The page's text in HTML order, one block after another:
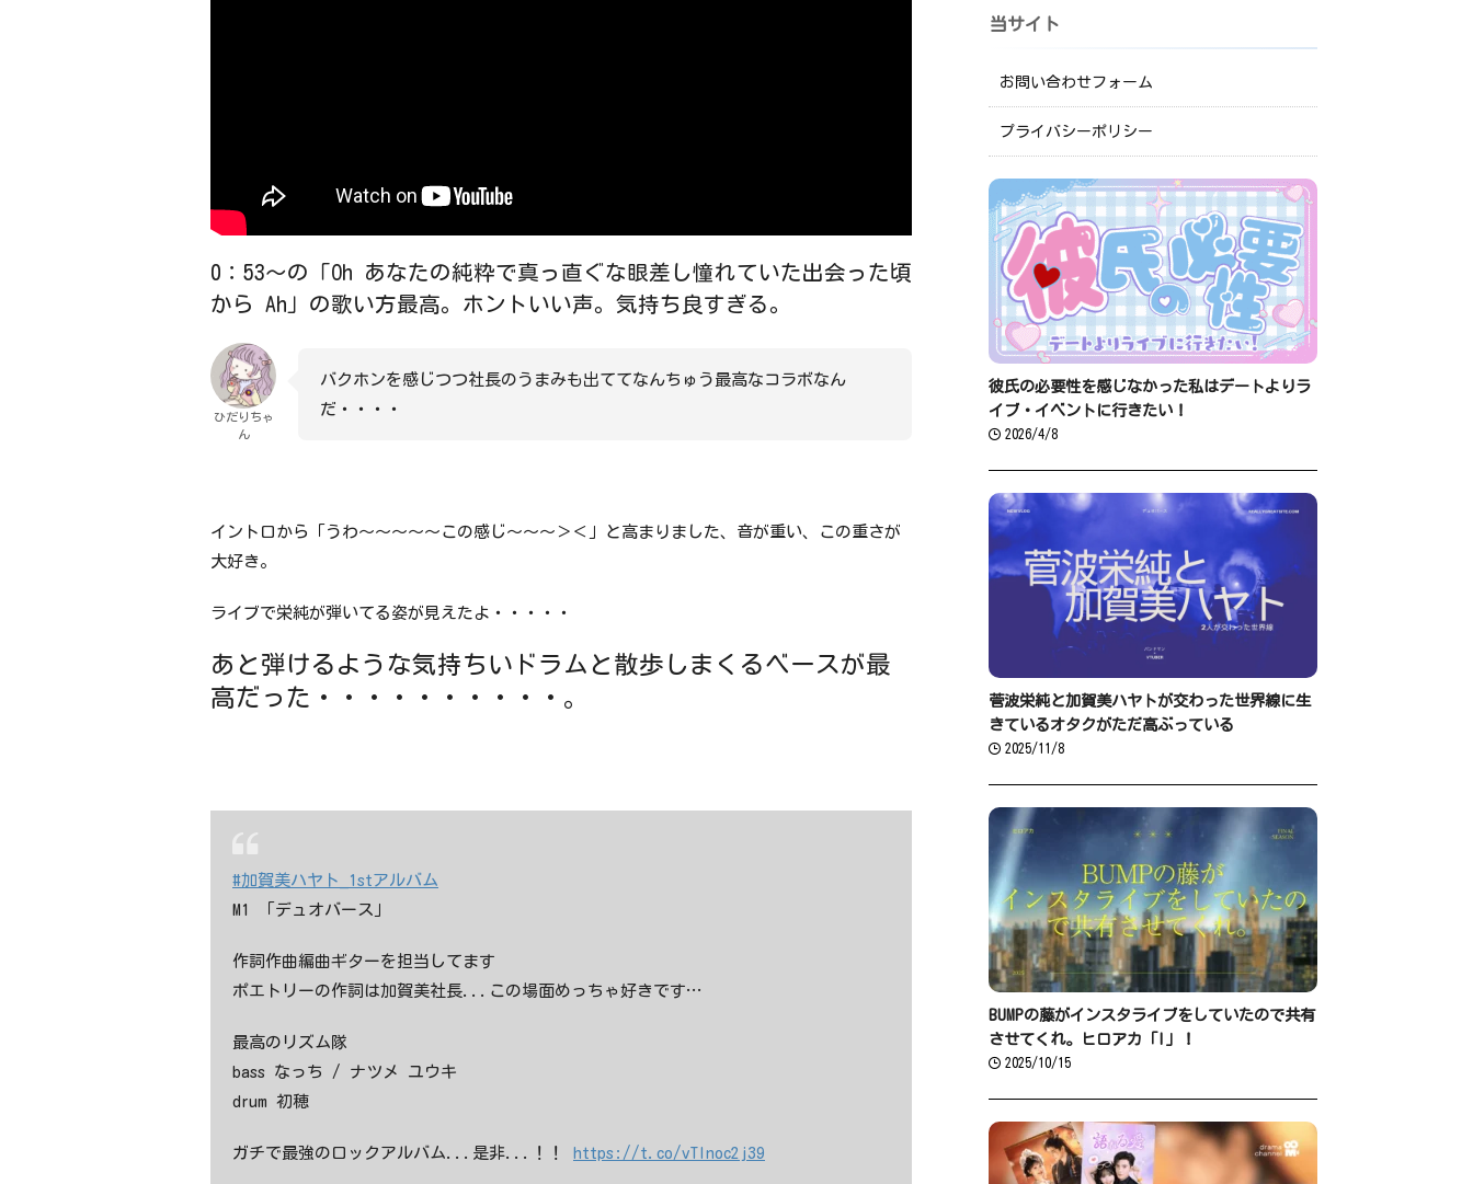
0：53～の「Oh あなたの純粋で真っ直ぐな眼差し憧れていた出会った頃
から Ah」の歌い方最高。ホントいい声。気持ち良すぎる。
ひだりちゃ
ん
バクホンを感じつつ社長のうまみも出ててなんちゅう最高なコラボなん
だ・・・・
イントロから「うわ～～～～～この感じ～～～＞＜」と高まりました、音が重い、この重さが
大好き。
ライブで栄純が弾いてる姿が見えたよ・・・・・
あと弾けるような気持ちいドラムと散歩しまくるベースが最
高だった・・・・・・・・・・。
#加賀美ハヤト_1stアルバム
M1 「デュオバース」
作詞作曲編曲ギターを担当してます
ポエトリーの作詞は加賀美社長...この場面めっちゃ好きです…
最高のリズム隊
bass なっち / ナツメ ユウキ
drum 初穂
ガチで最強のロックアルバム...是非...！！ https://t.co/vTInoc2j39
当サイト
お問い合わせフォーム
プライバシーポリシー
彼氏の必要性を感じなかった私はデートよりラ
イブ・イベントに行きたい！
2026/4/8
菅波栄純と加賀美ハヤトが交わった世界線に生
きているオタクがただ高ぶっている
2025/11/8
BUMPの藤がインスタライブをしていたので共有
させてくれ。ヒロアカ「I」！
2025/10/15